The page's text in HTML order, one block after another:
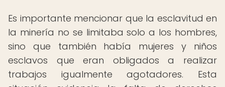
Es importante mencionar que la esclavitud en
la minería no se limitaba solo a los hombres,
sino que también había mujeres y niños
esclavos que eran obligados a realizar
trabajos igualmente agotadores. Esta